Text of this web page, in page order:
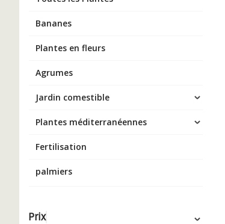
Bananes
Plantes en fleurs
Agrumes
Jardin comestible
Plantes méditerranéennes
Fertilisation
palmiers
Prix